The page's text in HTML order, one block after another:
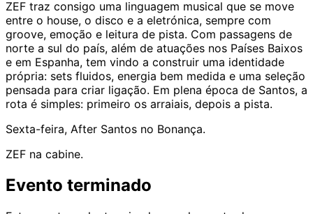
ZEF traz consigo uma linguagem musical que se move
entre o house, o disco e a eletrónica, sempre com
groove, emoção e leitura de pista. Com passagens de
norte a sul do país, além de atuações nos Países Baixos
e em Espanha, tem vindo a construir uma identidade
própria: sets fluidos, energia bem medida e uma seleção
pensada para criar ligação. Em plena época de Santos, a
rota é simples: primeiro os arraiais, depois a pista.
Sexta-feira, After Santos no Bonança.
ZEF na cabine.
Evento terminado